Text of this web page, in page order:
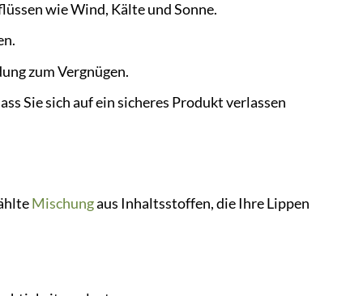
wie Wind, Kälte und Sonne.
zum Vergnügen.
Sie sich auf ein sicheres Produkt verlassen
Mischungaus Inhaltsstoffen, die Ihre Lippen